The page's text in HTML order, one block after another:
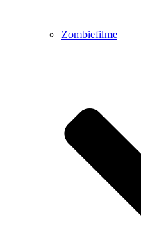
Zombiefilme